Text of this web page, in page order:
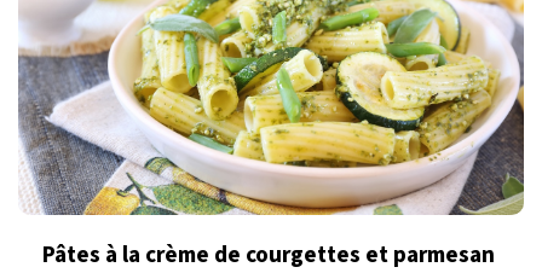
Pâtes à la crème de courgettes et parmesan